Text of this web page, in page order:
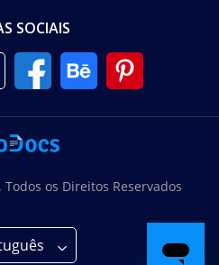
SOCIAIS
os Direitos Reservados